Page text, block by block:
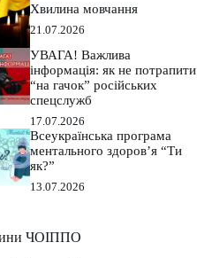
Хвилина мовчання
21.07.2026
УВАГА! Важлива
інформація: як не потрапити
“на гачок” російських
спецслужб
17.07.2026
Всеукраїнська програма
ментального здоров’я “Ти
як?”
13.07.2026
ЧОІППО